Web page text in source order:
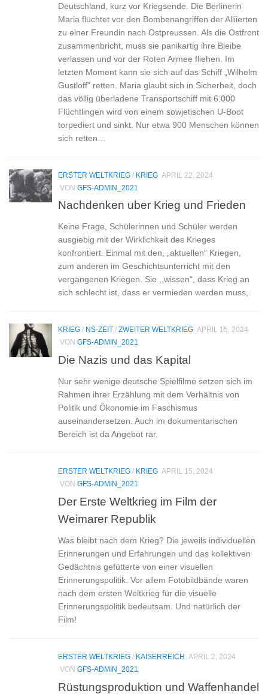
Deutschland, kurz vor Kriegsende. Die Berlinerin
Maria flüchtet vor den Bombenangriffen der Alliierten
zu einer Freundin nach Ostpreussen. Als die Ostfront
zusammenbricht, muss sie panikartig ihre Bleibe
verlassen und vor der Roten Armee fliehen. Im
letzten Moment kann sie sich auf das Schiff „Wilhelm
Gustloff“ retten. Maria glaubt sich in Sicherheit, doch
das völlig überladene Transportschiff mit 6.000
Flüchtlingen wird von einem sowjetischen U-Boot
torpediert und sinkt. Nur etwa 900 Menschen können
sich retten…
ERSTER WELTKRIEG / KRIEG APRIL 22, 2024
VON GFS-ADMIN_2021
Nachdenken uber Krieg und Frieden
Keine Frage, Schülerinnen und Schüler werden
ausgiebig mit der Wirklichkeit des Krieges
konfrontiert. Einmal mit den, „aktuellen“ Kriegen,
zum anderen im Geschichtsunterricht mit den
vergangenen Kriegen. Sie ,,wissen“, dass Krieg an
sich schlecht ist, dass er vermieden werden muss,.
KRIEG / NS-ZEIT / ZWEITER WELTKRIEG APRIL 15, 2024
VON GFS-ADMIN_2021
Die Nazis und das Kapital
Nur sehr wenige deutsche Spielfilme setzen sich im
Rahmen ihrer Erzählung mit dem Verhältnis von
Politik und Ökonomie im Faschismus
auseinandersetzen. Auch im dokumentarischen
Bereich ist da Angebot rar.
ERSTER WELTKRIEG / KRIEG APRIL 15, 2024
VON GFS-ADMIN_2021
Der Erste Weltkrieg im Film der
Weimarer Republik
Was bleibt nach dem Krieg? Die jeweils individuellen
Erinnerungen und Erfahrungen und das kollektiven
Gedächtnis gefütterte von einer visuellen
Erinnerungspolitik. Vor allem Fotobildbände waren
nach dem ersten Weltkrieg für die visuelle
Erinnerungspolitik bedeutsam. Und natürlich der
Film!
ERSTER WELTKRIEG / KAISERREICH APRIL 2, 2024
VON GFS-ADMIN_2021
Rüstungsproduktion und Waffenhandel